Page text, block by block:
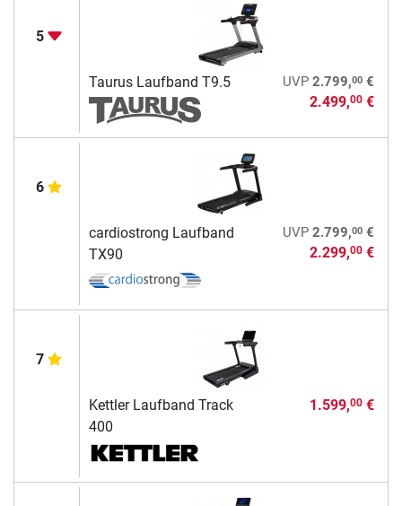
5
Taurus Laufband T9.5 UVP 2.799,00€
2.499,00€
6
cardiostrong Laufband
TX90
UVP 2.799,00€
2.299,00€
7
Kettler Laufband Track
400
1.599,00€